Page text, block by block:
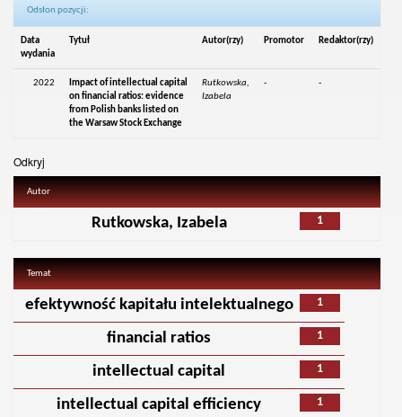
Odsłon pozycji:
Data
wydania
Tytuł Autor(rzy) Promotor Redaktor(rzy)
2022
Impact of intellectual capital
on financial ratios: evidence
from Polish banks listed on
the Warsaw Stock Exchange
Rutkowska,
Izabela
- -
Odkryj
Autor
1
Rutkowska, Izabela
Temat
1
efektywność kapitału intelektualnego
1
financial ratios
1
intellectual capital
1
intellectual capital efficiency